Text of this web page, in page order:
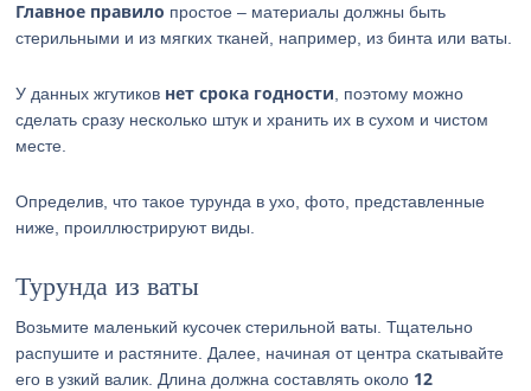
Главное правило простое – материалы должны быть
стерильными и из мягких тканей, например, из бинта или ваты.
У данных жгутиков нет срока годности , поэтому можно
сделать сразу несколько штук и хранить их в сухом и чистом
месте.
Определив, что такое турунда в ухо, фото, представленные
ниже, проиллюстрируют виды.
Турунда из ваты
Возьмите маленький кусочек стерильной ваты. Тщательно
распушите и растяните. Далее, начиная от центра скатывайте
его в узкий валик. Длина должна составлять около 12